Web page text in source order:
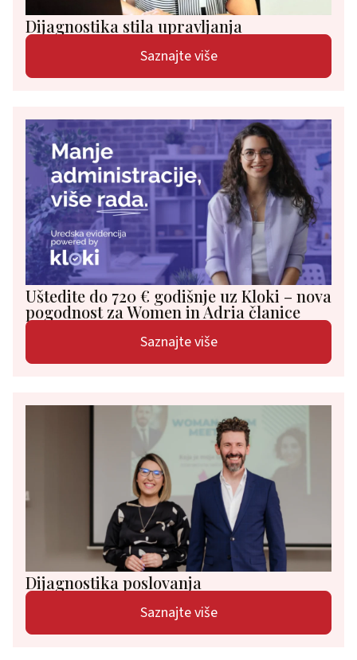
Dijagnostika stila upravljanja
Saznajte više
Uštedite do 720 € godišnje uz Kloki – nova
pogodnost za Women in Adria članice
Saznajte više
Dijagnostika poslovanja
Saznajte više